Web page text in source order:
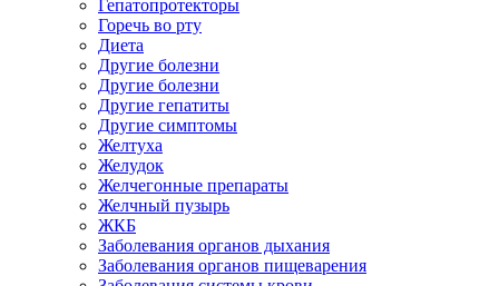
Гепатопротекторы
Горечь во рту
Диета
Другие болезни
Другие болезни
Другие гепатиты
Другие симптомы
Желтуха
Желудок
Желчегонные препараты
Желчный пузырь
ЖКБ
Заболевания органов дыхания
Заболевания органов пищеварения